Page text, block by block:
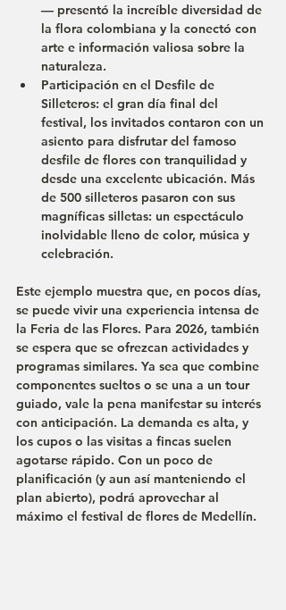
— presentó la increíble diversidad de
la flora colombiana y la conectó con
arte e información valiosa sobre la
naturaleza.
Participación en el Desfile de
Silleteros: el gran día final del
festival, los invitados contaron con un
asiento para disfrutar del famoso
desfile de flores con tranquilidad y
desde una excelente ubicación. Más
de 500 silleteros pasaron con sus
magníficas silletas: un espectáculo
inolvidable lleno de color, música y
celebración.
Este ejemplo muestra que, en pocos días,
se puede vivir una experiencia intensa de
la Feria de las Flores. Para 2026, también
se espera que se ofrezcan actividades y
programas similares. Ya sea que combine
componentes sueltos o se una a un tour
guiado, vale la pena manifestar su interés
con anticipación. La demanda es alta, y
los cupos o las visitas a fincas suelen
agotarse rápido. Con un poco de
planificación (y aun así manteniendo el
plan abierto), podrá aprovechar al
máximo el festival de flores de Medellín.